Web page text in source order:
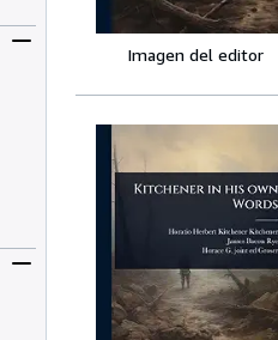
Imagen del editor